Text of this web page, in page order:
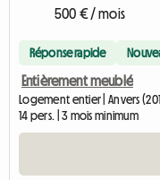
500 € / mois
Réponse rapide
Entièrement meublé
Logement entier | Anvers
14 pers. | 3 mois minimum